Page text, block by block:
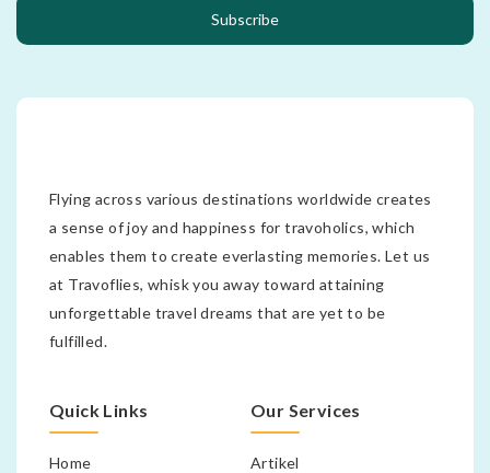
Subscribe
Flying across various destinations worldwide creates
a sense of joy and happiness for travoholics, which
enables them to create everlasting memories. Let us
at Travoflies, whisk you away toward attaining
unforgettable travel dreams that are yet to be
fulfilled.
Quick Links
Home
Our Services
Artikel